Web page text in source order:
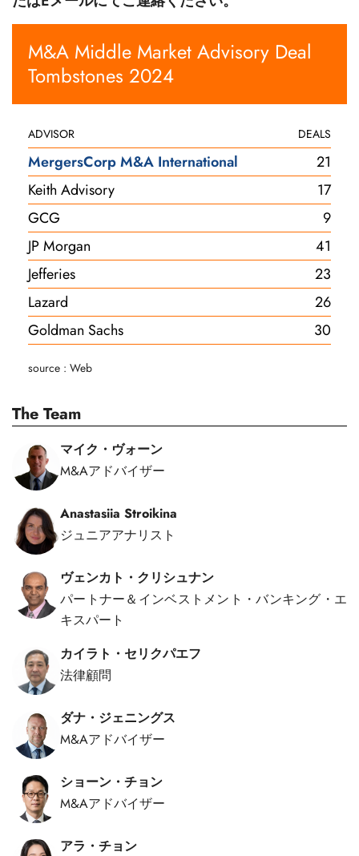
M&A Middle Market Advisory Deal
Tombstones 2024
ADVISOR DEALS
MergersCorp M&A International
21
Keith Advisory
17
GCG
9
JP Morgan
41
Jefferies
23
Lazard
26
Goldman Sachs
30
source : Web
The Team
マイク・ヴォーン
M&Aアドバイザー
Anastasiia Stroikina
ジュニアアナリスト
ヴェンカト・クリシュナン
パートナー＆インベストメント・バンキング・エ
キスパート
カイラト・セリクパエフ
法律顧問
ダナ・ジェニングス
M&Aアドバイザー
ショーン・チョン
M&Aアドバイザー
アラ・チョン